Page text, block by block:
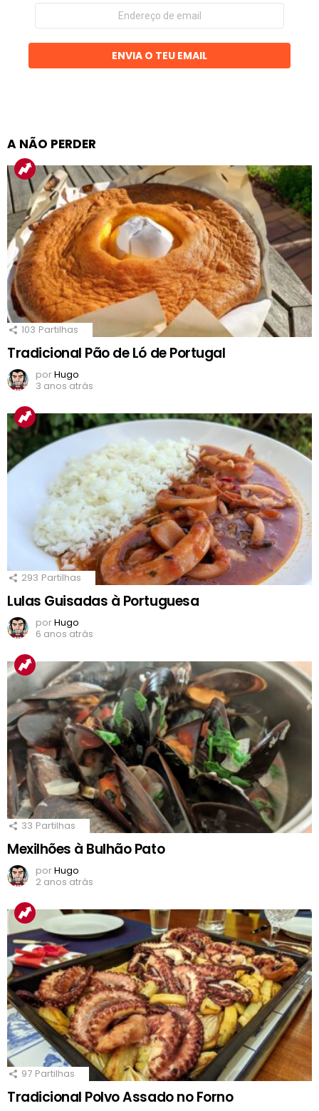
Endereço
email
ENVIA O TEU EMAIL
A NÃO PERDER
103 Partilhas
Tradicional Pão de Ló de Portugal
porHugo
3 anos atrás
293 Partilhas
Lulas Guisadas à Portuguesa
porHugo
6 anos atrás
33 Partilhas
Mexilhões à Bulhão Pato
porHugo
2 anos atrás
97 Partilhas
Tradicional Polvo Assado no Forno